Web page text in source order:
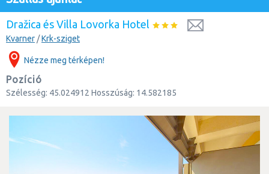
Dražica és Villa Lovorka Hotel
Kvarner /Krk-sziget
Nézze meg térképen!
Pozíció
Szélesség: 45.024912 Hosszúság: 14.582185